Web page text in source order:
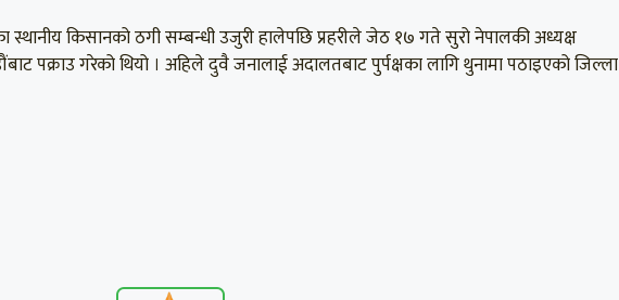
किसानको ठगी सम्बन्धी उजुरी हालेपछि प्रहरीले जेठ १७ गते सुरो नेपालकी अध्यक्ष
पक्राउ गरेको थियो । अहिले दुवै जनालाई अदालतबाट पुर्पक्षका लागि थुनामा पठाइएको जिल्ला